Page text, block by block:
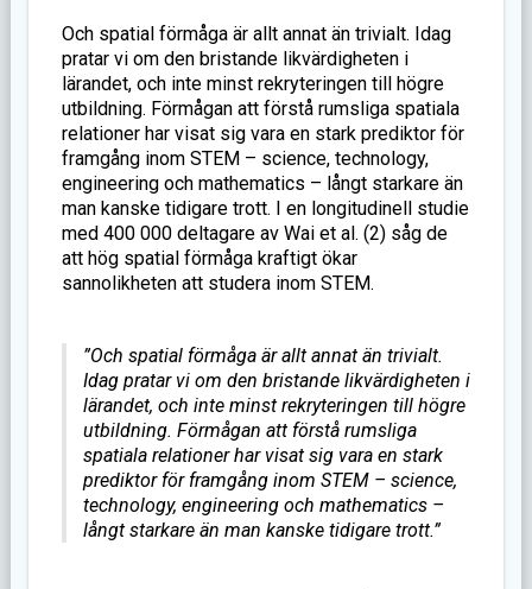
Och spatial förmåga är allt annat än trivialt. Idag
pratar vi om den bristande likvärdigheten i
lärandet, och inte minst rekryteringen till högre
utbildning. Förmågan att förstå rumsliga spatiala
relationer har visat sig vara en stark prediktor för
framgång inom STEM – science, technology,
engineering och mathematics – långt starkare än
man kanske tidigare trott. I en longitudinell studie
med 400 000 deltagare av Wai et al. (2) såg de
att hög spatial förmåga kraftigt ökar
sannolikheten att studera inom STEM.
”Och spatial förmåga är allt annat än trivialt.
Idag pratar vi om den bristande likvärdigheten i
lärandet, och inte minst rekryteringen till högre
utbildning. Förmågan att förstå rumsliga
spatiala relationer har visat sig vara en stark
prediktor för framgång inom STEM – science,
technology, engineering och mathematics –
långt starkare än man kanske tidigare trott.”